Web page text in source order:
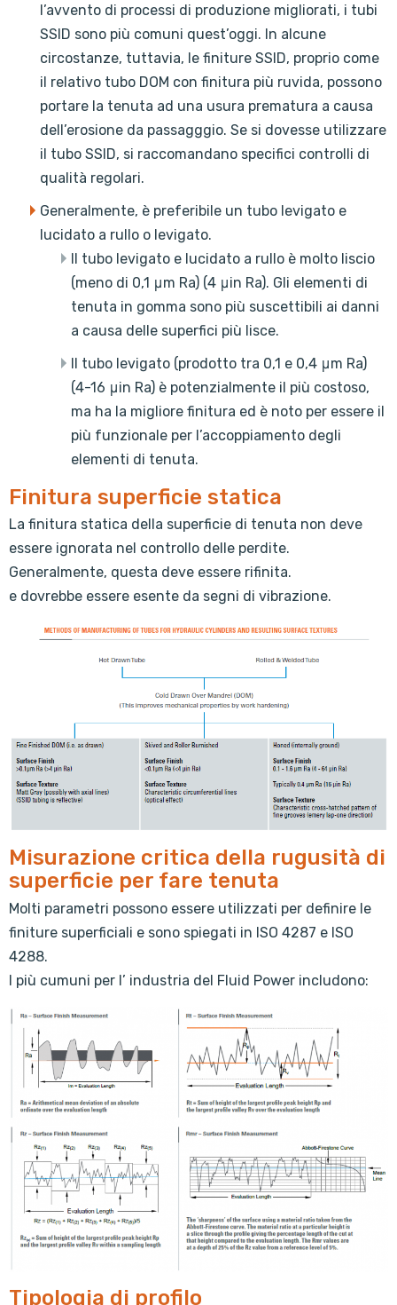
l’avvento di processi di produzione migliorati, i tubi
SSID sono più comuni quest’oggi. In alcune
circostanze, tuttavia, le finiture SSID, proprio come
il relativo tubo DOM con finitura più ruvida, possono
portare la tenuta ad una usura prematura a causa
dell’erosione da passagggio. Se si dovesse utilizzare
il tubo SSID, si raccomandano specifici controlli di
qualità regolari.
Generalmente, è preferibile un tubo levigato e
lucidato a rullo o levigato.
Il tubo levigato e lucidato a rullo è molto liscio
(meno di 0,1 μm Ra) (4 μin Ra). Gli elementi di
tenuta in gomma sono più suscettibili ai danni
a causa delle superfici più lisce.
Il tubo levigato (prodotto tra 0,1 e 0,4 μm Ra)
(4-16 μin Ra) è potenzialmente il più costoso,
ma ha la migliore finitura ed è noto per essere il
più funzionale per l’accoppiamento degli
elementi di tenuta.
Finitura superficie statica
La finitura statica della superficie di tenuta non deve
essere ignorata nel controllo delle perdite.
Generalmente, questa deve essere rifinita.
e dovrebbe essere esente da segni di vibrazione.
Misurazione critica della rugusità di
superficie per fare tenuta
Molti parametri possono essere utilizzati per definire le
finiture superficiali e sono spiegati in ISO 4287 e ISO
4288.
I più cumuni per l’ industria del Fluid Power includono:
Tipologia di profilo